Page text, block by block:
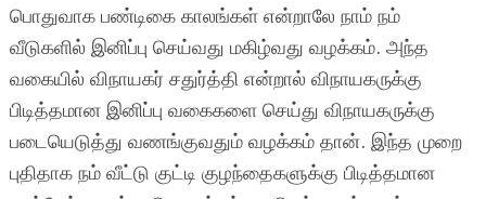
பொதுவாக பண்டிகை காலங்கள் என்றாலே நாம் நம்
வீடுகளில் இனிப்பு செய்வது மகிழ்வது வழக்கம். அந்த
வகையில் விநாயகர் சதுர்த்தி என்றால் விநாயகருக்கு
பிடித்தமான இனிப்பு வகைகளை செய்து விநாயகருக்கு
படையெடுத்து வணங்குவதும் வழக்கம் தான். இந்த முறை
புதிதாக நம் வீட்டு குட்டி குழந்தைகளுக்கு பிடித்தமான